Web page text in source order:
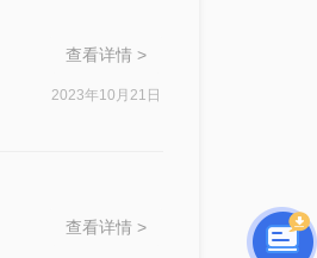
查看详情 >
2023年10月21日
查看详情 >